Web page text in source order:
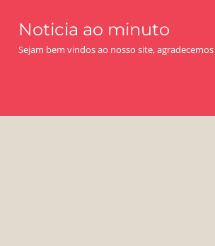
content
Noticia ao minuto
Sejam bem vindos ao nosso site,